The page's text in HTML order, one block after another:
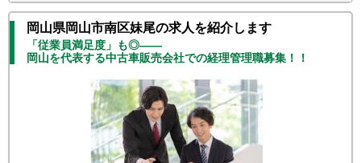
岡山県岡山市南区妹尾の求人を紹介します
「従業員満足度」も◎――
岡山を代表する中古車販売会社での経理管理職募集！！